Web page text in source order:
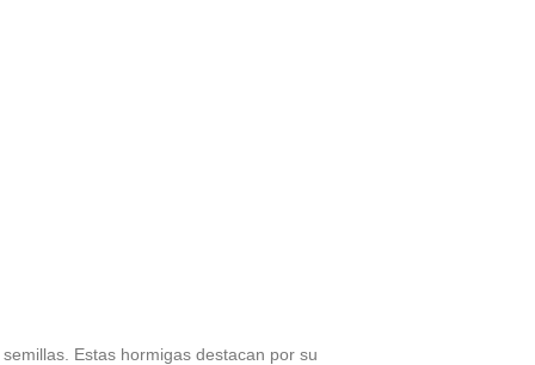
Estas hormigas destacan por su